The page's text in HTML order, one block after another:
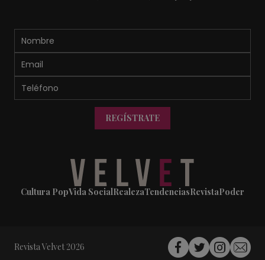
REGÍSTRATE
Cultura PopVida SocialRealezaTendenciasRevistaPoder
Revista Velvet 2026